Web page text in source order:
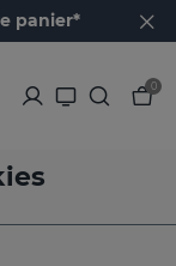
panier*
0